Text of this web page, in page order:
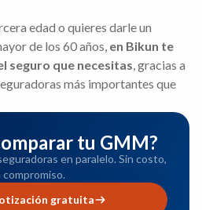
edad o quieres darle un
de los 60 años, en Bikun te
seguro que necesitas, gracias a
más importantes que
tu GMM?
en paralelo. Sin costo,
compromiso.
gratuita